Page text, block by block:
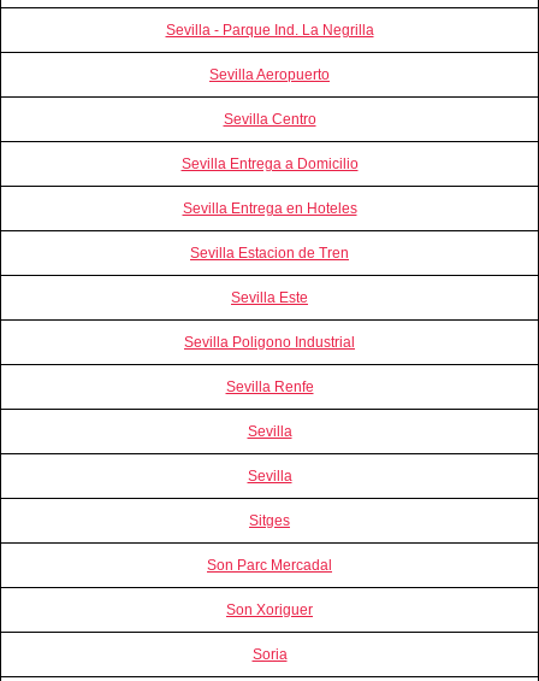
Sevilla - Parque Ind. La Negrilla
Sevilla Aeropuerto
Sevilla Centro
Sevilla Entrega a Domicilio
Sevilla Entrega en Hoteles
Sevilla Estacion de Tren
Sevilla Este
Sevilla Poligono Industrial
Sevilla Renfe
Sevilla
Sevilla
Sitges
Son Parc Mercadal
Son Xoriguer
Soria